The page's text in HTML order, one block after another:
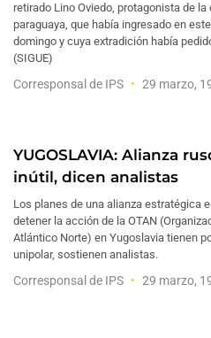
retirado Lino Oviedo, protagonista de
paraguaya, que había ingresado en
domingo y cuya extradición había
(SIGUE)
Corresponsal de IPS 29 marzo,
YUGOSLAVIA: Alianza
inútil, dicen analistas
Los planes de una alianza estratégica
detener la acción de la OTAN
Atlántico Norte) en Yugoslavia tienen
unipolar, sostienen analistas.
Corresponsal de IPS 29 marzo,